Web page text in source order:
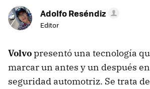
Adolfo Reséndiz
Editor
Volvopresentó una tecnología
marcar un antes y un después
seguridad automotriz. Se trata